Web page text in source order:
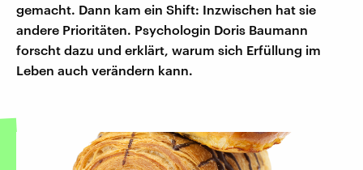
gemacht. Dann kam ein Shift: Inzwischen hat sie
andere Prioritäten. Psychologin Doris Baumann
forscht dazu und erklärt, warum sich Erfüllung im
Leben auch verändern kann.